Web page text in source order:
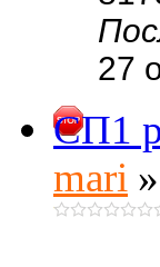
27
СП1
mari